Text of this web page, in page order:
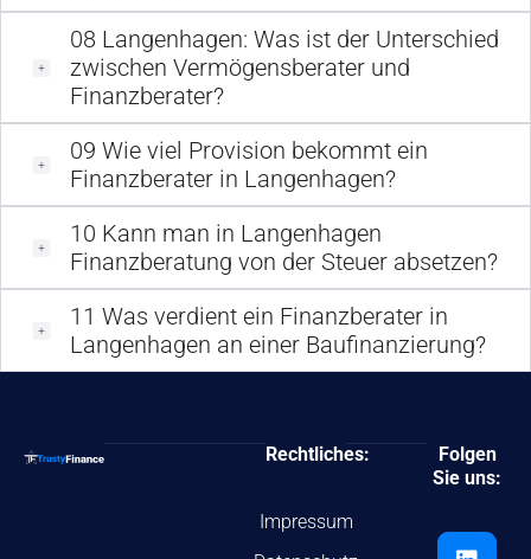
08 Langenhagen: Was ist der Unterschied
zwischen Vermögensberater und
Finanzberater?
09 Wie viel Provision bekommt ein
Finanzberater in Langenhagen?
10 Kann man in Langenhagen
Finanzberatung von der Steuer absetzen?
11 Was verdient ein Finanzberater in
Langenhagen an einer Baufinanzierung?
Rechtliches:
Impressum
Folgen
Sie uns: